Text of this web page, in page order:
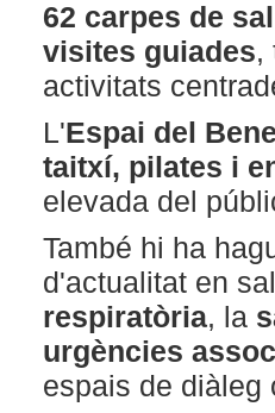
62 carpes de
visites guiades,
activitats
L'Espai del
taitxí, pilates i
elevada del
També hi ha
d'actualitat en
respiratòria, la
urgències
espais de diàleg